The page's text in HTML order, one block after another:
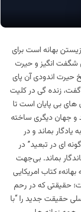
بهانه است برای
شگفت انگیز و حیرت
حیرت اندودی آن پای
گفت، زنده گی در کلیت
بی پایان است تا
و جهان دیگری ساخته
بماند و در
ای در تبعید” در
بماند. بی‌جهت
کتاب امریکایی
حقیقتی که در رحم
حقیقت جدید را “با